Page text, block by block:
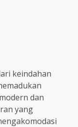
keindahan
dan
yang